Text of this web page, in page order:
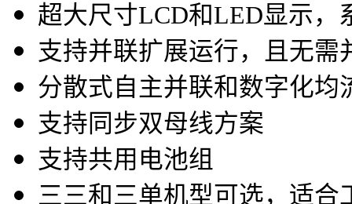
超大尺寸LCD和LED显示，
支持并联扩展运行，且无需
分散式自主并联和数字化
支持同步双母线方案
支持共用电池组
三三和三单机型可选，适合